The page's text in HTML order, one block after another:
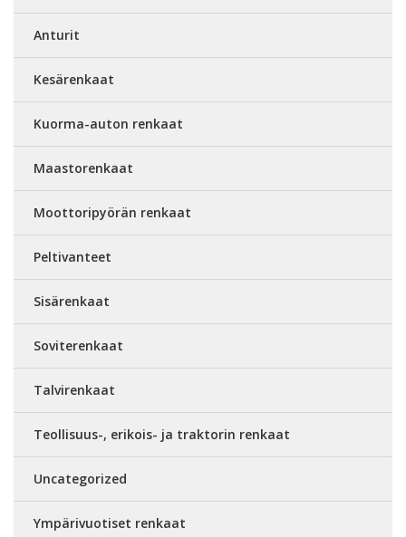
Anturit
Kesärenkaat
Kuorma-auton renkaat
Maastorenkaat
Moottoripyörän renkaat
Peltivanteet
Sisärenkaat
Soviterenkaat
Talvirenkaat
Teollisuus-, erikois- ja traktorin renkaat
Uncategorized
Ympärivuotiset renkaat